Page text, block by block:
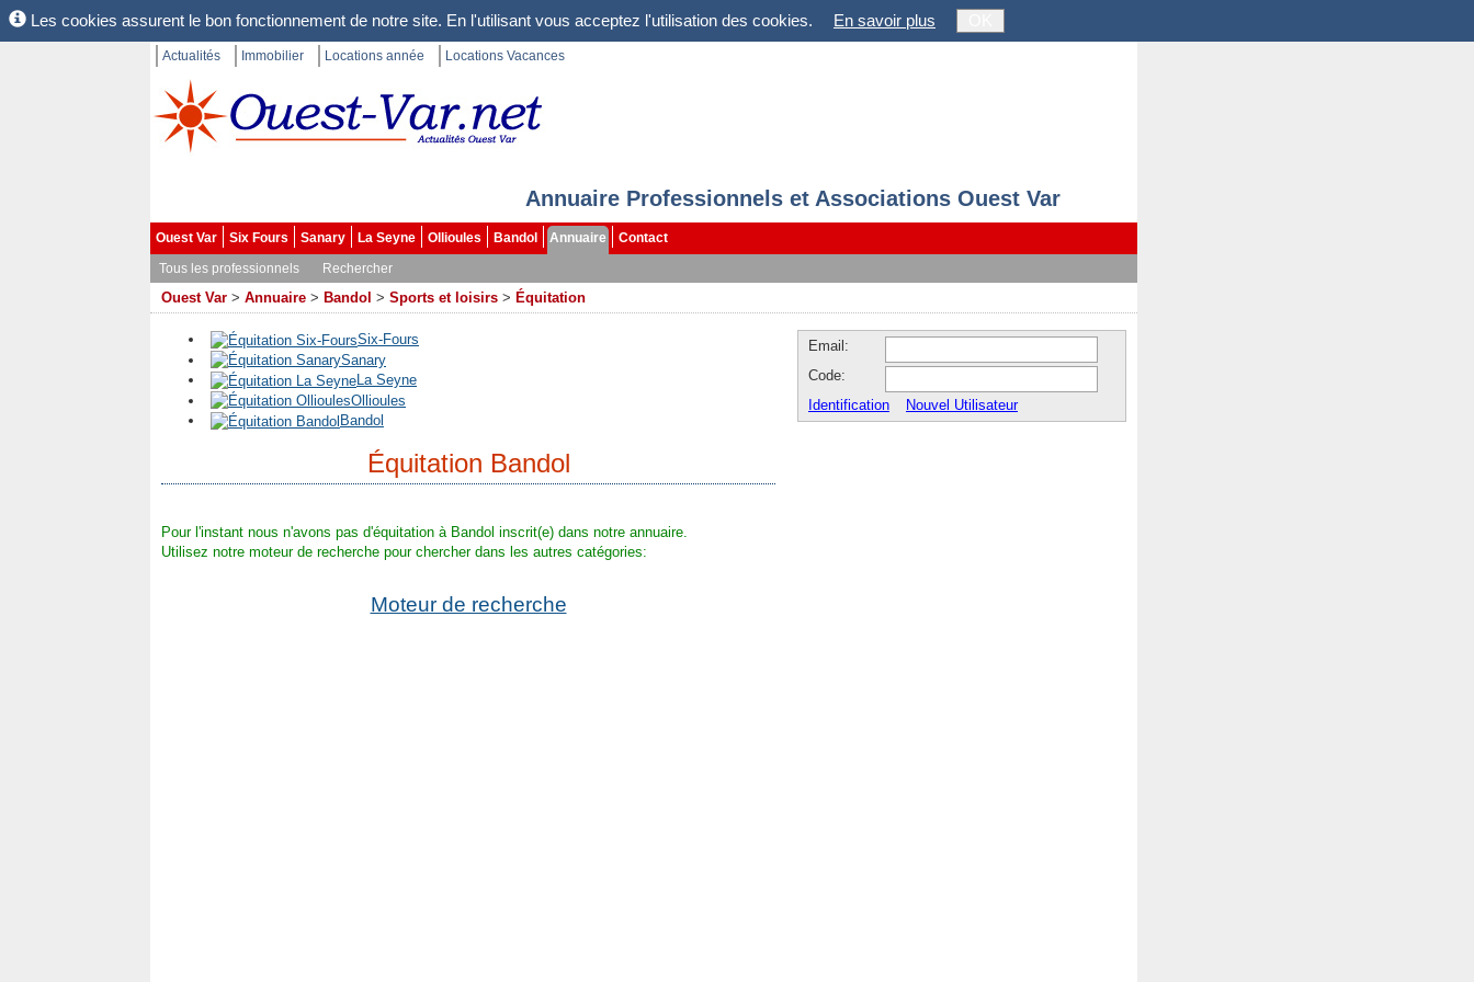
Les cookies assurent le bon fonctionnement de notre site. En l'utilisant vous acceptez l'utilisation des cookies. En savoir plus
Actualités Immobilier Locations année Locations Vacances
Annuaire Professionnels et Associations Ouest Var
Ouest Var Six Fours Sanary La Seyne Ollioules Bandol Annuaire
Contact
Tous les professionnels
Rechercher
Ouest Var > Annuaire > Bandol > Sports et loisirs > Équitation
Six-Fours
Sanary
La Seyne
Ollioules
Bandol
Équitation Bandol
Pour l'instant nous n'avons pas d'équitation à Bandol inscrit(e) dans notre annuaire.
Utilisez notre moteur de recherche pour chercher dans les autres catégories:
Moteur de recherche
Email:
Code:
Identification
Nouvel Utilisateur